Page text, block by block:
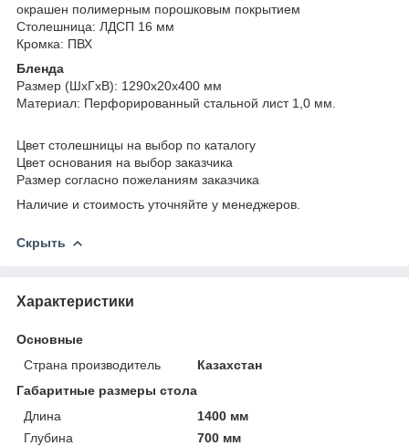
окрашен полимерным порошковым покрытием
Столешница: ЛДСП 16 мм
Кромка: ПВХ
Бленда
Размер (ШхГхВ): 1290х20х400 мм
Материал: Перфорированный стальной лист 1,0 мм.
Цвет столешницы на выбор по каталогу
Цвет основания на выбор заказчика
Размер согласно пожеланиям заказчика
Наличие и стоимость уточняйте у менеджеров.
Скрыть
Характеристики
Основные
Страна производитель
Казахстан
Габаритные размеры стола
Длина
1400 мм
Глубина
700 мм